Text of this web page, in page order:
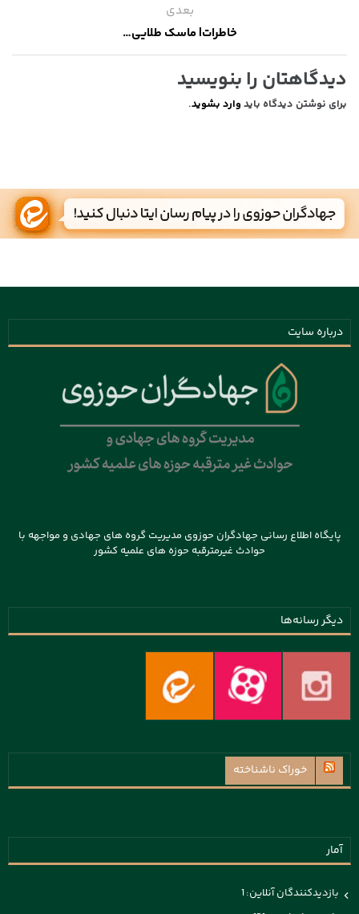
بعدی
خاطرات| ماسک طلایی…
دیدگاهتان را بنویسید
برای نوشتن دیدگاه باید وارد بشوید.
درباره سایت
پایگاه اطلاع رسانی جهادگران حوزوی مدیریت گروه های جهادی و مواجهه با
حوادث غیرمترقبه حوزه های علمیه کشور
دیگر رسانه‌ها
خوراک ناشناخته
آمار
بازدیدکنندگان آنلاین:1